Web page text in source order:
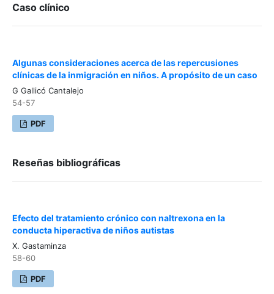
Caso clínico
Algunas consideraciones acerca de las repercusiones
clínicas de la inmigración en niños. A propósito de un caso
G Gallicó Cantalejo
54-57
PDF
Reseñas bibliográficas
Efecto del tratamiento crónico con naltrexona en la
conducta hiperactiva de niños autistas
X. Gastaminza
58-60
PDF